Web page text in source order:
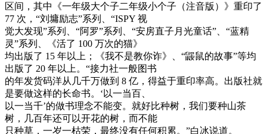
区间，其中《一年级大个子二年级小个子（注音版）》重印了
77 次，“刘墉励志”系列、“ISPY 视
觉大发现”系列、“阿罗”系列、“安房直子月光童话”、“蓝精
灵”系列、《活了 100 万次的猫》
均出版了 15 年以上；《我不是教你诈》、“鼹鼠的故事”等均
出版了 20 年以上。“接力社一般图书
的年发货码洋从几千万做到 8 亿，得益于重印率高。出版社就
是要做这样的长命书。‘以一当百、
以一当千’的做书理念不能变。就好比种树，我们要种山茶
树，几百年还可以开花的树，而不能
只种草，一岁一枯荣，最终没有任何积累。”白冰说道。